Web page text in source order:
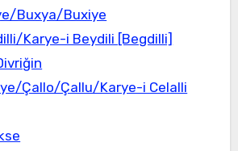
Buxya/Buxiye
Karye-i Beydili [Begdilli]
Çallo/Çallu/Karye-i Celalli